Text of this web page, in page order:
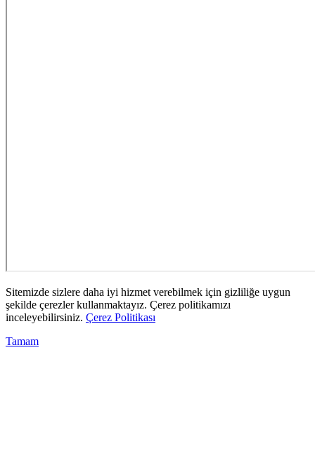
Sitemizde sizlere daha iyi hizmet verebilmek için gizliliğe uygun
şekilde çerezler kullanmaktayız. Çerez politikamızı
inceleyebilirsiniz. Çerez Politikası
Tamam